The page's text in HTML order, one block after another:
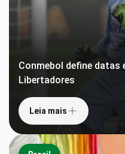
Conmebol define datas
Libertadores
Leia mais